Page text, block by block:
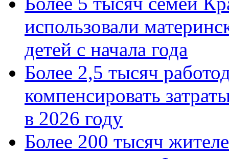
использовали
детей с начала года
Более 2,5 тысяч
компенсировать
в 2026 году
Более 200 тысяч